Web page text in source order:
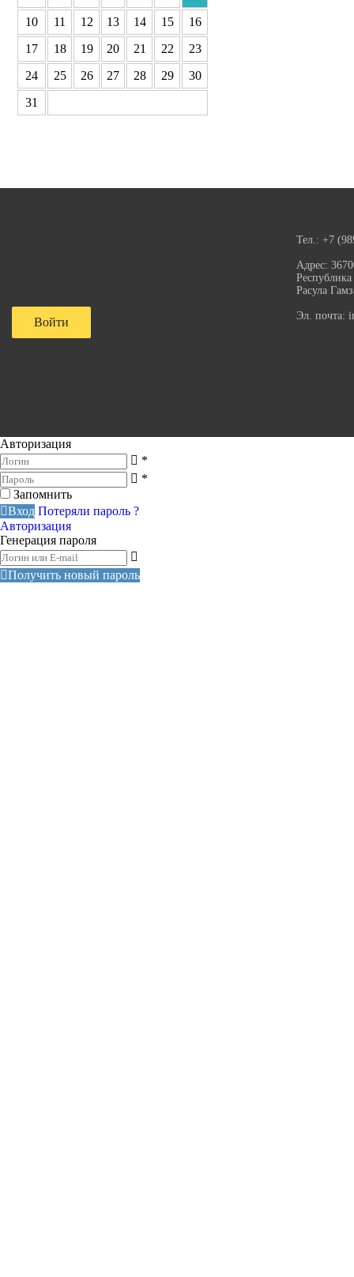
10
11 12 13 14 15
16
17
18 19 20 21 22
23
24
25 26 27 28 29
30
31
Войти
Тел.: +7
Адрес:
Расула
Эл. почта:
Авторизация
*
*
Запомнить
Вход Потеряли пароль ?
Авторизация
Генерация пароля
Получить новый пароль